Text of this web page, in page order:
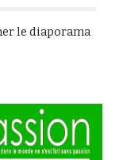
le diaporama